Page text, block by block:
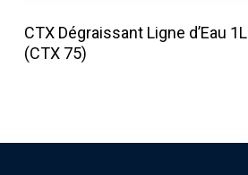
Lire La Suite
CTX Dégraissant Ligne d’Eau 1L
(CTX 75)